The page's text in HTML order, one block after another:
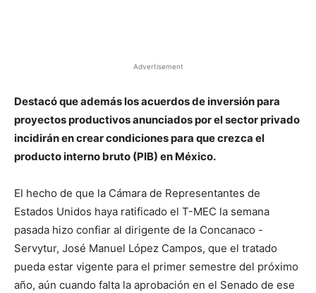
Advertisement
Destacó que además los acuerdos de inversión para
proyectos productivos anunciados por el sector privado
incidirán en crear condiciones para que crezca el
producto interno bruto (PIB) en México.
El hecho de que la Cámara de Representantes de
Estados Unidos haya ratificado el T-MEC la semana
pasada hizo confiar al dirigente de la Concanaco -
Servytur, José Manuel López Campos, que el tratado
pueda estar vigente para el primer semestre del próximo
año, aún cuando falta la aprobación en el Senado de ese